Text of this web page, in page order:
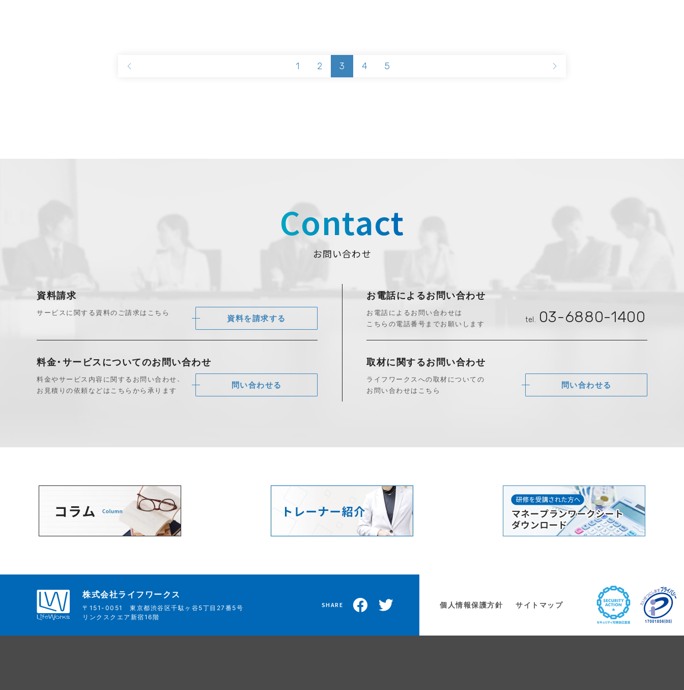
1 2 3 4 5
Contact
お問い合わせ
資料請求
サービスに関する資料のご請求はこちら
資料を請求する
お電話によるお問い合わせ
お電話によるお問い合わせは
こちらの電話番号までお願いします
tel. 03-6880-1400
料金・サービスについてのお問い合わせ
料金やサービス内容に関するお問い合わせ、
お見積りの依頼などはこちらから承ります
問い合わせる
取材に関するお問い合わせ
ライフワークスへの取材についての
お問い合わせはこちら
問い合わせる
株式会社ライフワークス
〒151-0051 東京都渋谷区千駄ヶ谷5丁目27番5号
リンクスクエア新宿16階
SHARE 個人情報保護方針 サイトマップ